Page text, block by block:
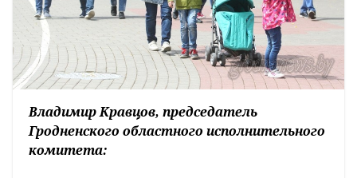
Владимир Кравцов, председатель
Гродненского областного исполнительного
комитета: